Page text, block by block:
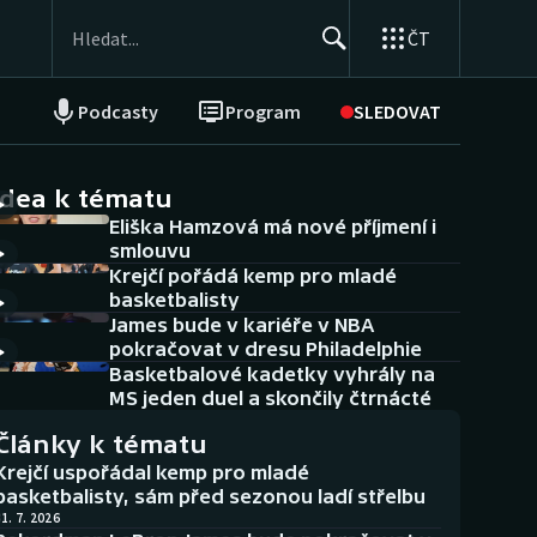
ČT
Podcasty Program SLEDOVAT
NEPŘEHLÉDNĚTE
Historické návraty
Aplikace ČT sport
AZ kvíz
k tématu
Eliška Hamzová má nové příjmení i
smlouvu
Krejčí pořádá kemp pro mladé
basketbalisty
James bude v kariéře v NBA
pokračovat v dresu Philadelphie
Basketbalové kadetky vyhrály na
MS jeden duel a skončily čtrnácté
k tématu
uspořádal kemp pro mladé
sám před sezonou ladí střelbu
7. 2026